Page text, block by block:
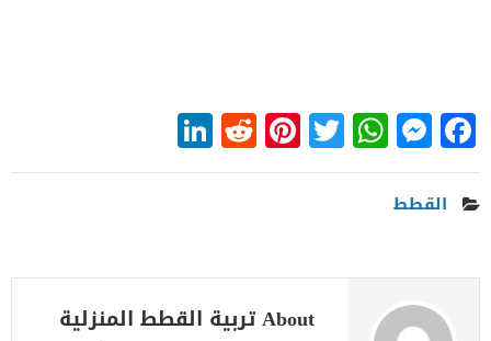
Facebook
Messenger
WhatsApp
Twitter
Pinterest
Reddit
القطط
About تربية القطط المنزلية